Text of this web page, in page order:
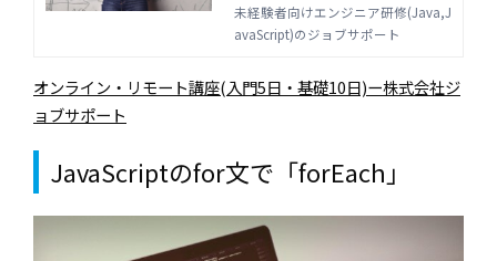
a,JavaScript)のジョブサ
ポート
す。初心者から中級者までにおすす
めできる、JavaScriptの学習本を紹
未経験者向けエンジニア研修(Java,J
avaScript)のジョブサポート
オンライン・リモート講座(入門5日・基礎10日)ー株式会社ジ
ョブサポート
JavaScriptのfor文で「forEach」